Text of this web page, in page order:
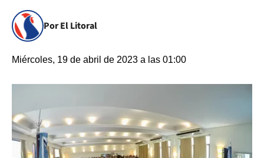
Por El Litoral
Miércoles, 19 de abril de 2023 a las 01:00